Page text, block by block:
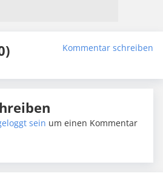
Kommentar schreiben
sein um einen Kommentar